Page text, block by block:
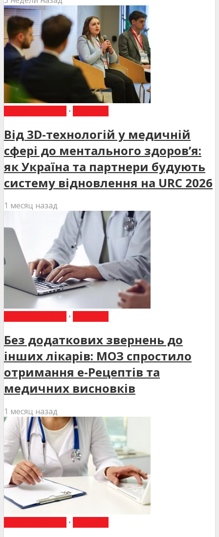
•
Від 3D-технологій у медичній
сфері до ментального здоров’я:
як Україна та партнери будують
систему відновлення на URC 2026
1 месяц назад
•
Без додаткових звернень до
інших лікарів: МОЗ спростило
отримання е-Рецептів та
медичних висновків
1 месяц назад
•